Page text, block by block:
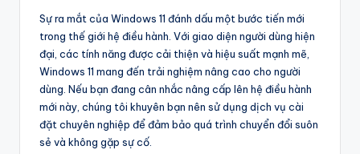
Sự ra mắt của Windows 11 đánh dấu một bước tiến mới
trong thế giới hệ điều hành. Với giao diện người dùng hiện
đại, các tính năng được cải thiện và hiệu suất mạnh mẽ,
Windows 11 mang đến trải nghiệm nâng cao cho người
dùng. Nếu bạn đang cân nhắc nâng cấp lên hệ điều hành
mới này, chúng tôi khuyên bạn nên sử dụng dịch vụ cài
đặt chuyên nghiệp để đảm bảo quá trình chuyển đổi suôn
sẻ và không gặp sự cố.